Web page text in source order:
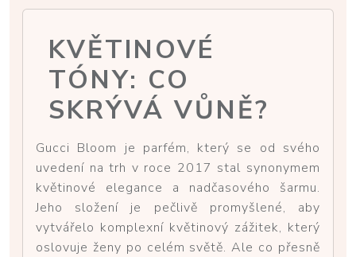
KVĚTINOVÉ
TÓNY: CO
SKRÝVÁ VŮNĚ?
Gucci Bloom je parfém, který se od svého
uvedení na trh v roce 2017 stal synonymem
květinové elegance a nadčasového šarmu.
Jeho složení je pečlivě promyšlené, aby
vytvářelo komplexní květinový zážitek, který
oslovuje ženy po celém světě. Ale co přesně